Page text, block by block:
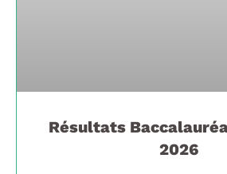
Résultats
2026